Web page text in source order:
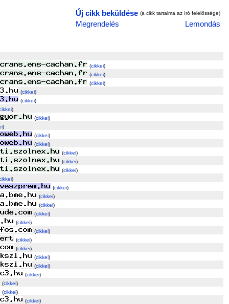
Új cikk beküldése (a cikk tartalma az író felelõssége)
Megrendelés Lemondás
(cikkei)
(cikkei)
(cikkei)
(cikkei)
(cikkei)
)
(cikkei)
)
(cikkei)
(cikkei)
(cikkei)
(cikkei)
(cikkei)
)
(cikkei)
(cikkei)
(cikkei)
(cikkei)
(cikkei)
(cikkei)
(cikkei)
(cikkei)
(cikkei)
(cikkei)
(cikkei)
(cikkei)
(cikkei)
(cikkei)